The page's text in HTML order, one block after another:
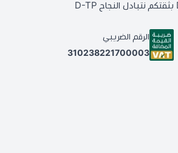
الرقم الضريبي
310238221700003